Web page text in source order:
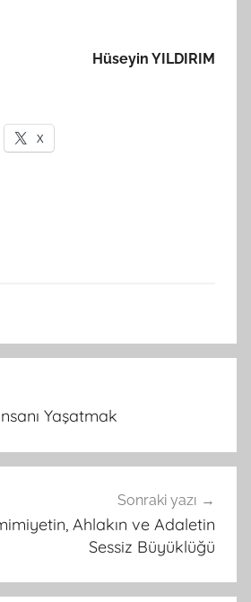
Hüseyin YILDIRIM
X
Yaşatmak
Sonraki yazı
Ahlakın ve Adaletin
Sessiz Büyüklüğü